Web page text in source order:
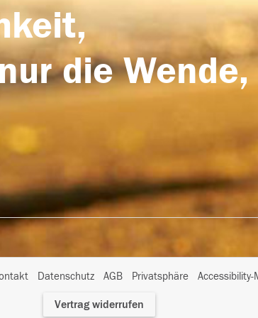
die
Datenschutz AGB Privatsphäre
I
Vertrag widerrufen